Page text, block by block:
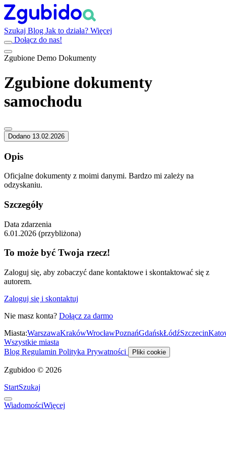
Szukaj Blog Jak to działa? Więcej
Dołącz do nas!
Zgubione Demo Dokumenty
Zgubione dokumenty
samochodu
Dodano 13.02.2026
Opis
Oficjalne dokumenty z moimi danymi. Bardzo mi zależy na
odzyskaniu.
Szczegóły
Data zdarzenia
6.01.2026 (przybliżona)
To może być Twoja rzecz!
Zaloguj się, aby zobaczyć dane kontaktowe i skontaktować się z
autorem.
Zaloguj się i skontaktuj
Nie masz konta? Dołącz za darmo
Miasta:WarszawaKrakówWrocławPoznańGdańskŁódźSzczecin
Wszystkie miasta
Blog Regulamin Polityka Prywatności Pliki cookie
Zgubidoo © 2026
StartSzukaj
WiadomościWięcej